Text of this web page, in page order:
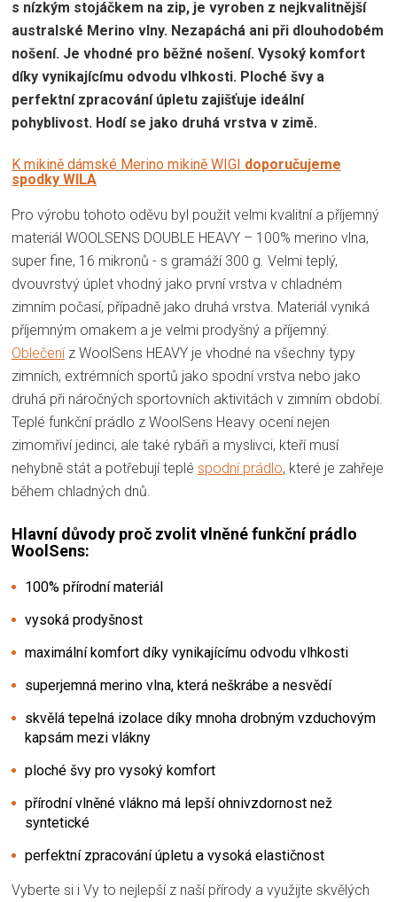
s nízkým stojáčkem na zip, je vyroben z nejkvalitnější
australské Merino vlny. Nezapáchá ani při dlouhodobém
nošení. Je vhodné pro běžné nošení. Vysoký komfort
díky vynikajícímu odvodu vlhkosti. Ploché švy a
perfektní zpracování úpletu zajišťuje ideální
pohyblivost. Hodí se jako druhá vrstva v zimě.
K mikině dámské Merino mikině WIGI doporučujeme
spodky WILA
Pro výrobu tohoto oděvu byl použit velmi kvalitní a příjemný
materiál WOOLSENS DOUBLE HEAVY – 100% merino vlna,
super fine, 16 mikronů - s gramáží 300 g. Velmi teplý,
dvouvrstvý úplet vhodný jako první vrstva v chladném
zimním počasí, případně jako druhá vrstva. Materiál vyniká
příjemným omakem a je velmi prodyšný a příjemný.
Oblečeníz WoolSens HEAVY je vhodné na všechny typy
zimních, ex­trémních spor­tů jako spodní vrstva nebo jako
druhá při náročných sportovních aktivitách v zimním období.
Teplé funkční prádlo z WoolSens Heavy ocení nejen
zimomřiví jedinci, ale také rybáři a myslivci, kteří musí
nehybně stát a potřebují teplé spodní prádlo, které je zahřeje
během chladných dnů.
Hlavní důvody proč zvolit vlněné funkční prádlo
WoolSens:
100% přírodní materiál
vysoká prodyšnost
maximální komfort díky vynikajícímu odvodu vlhkosti
superjemná merino vlna, která neškrábe a nesvědí
skvělá tepelná izolace díky mnoha drobným vzduchovým
kapsám mezi vlákny
ploché švy pro vysoký komfort
přírodní vlněné vlákno má lepší ohnivzdornost než
syntetické
perfektní zpracování úpletu a vysoká elastičnost
Vyberte si i Vy to nejlepší z naší přírody a využijte skvělých